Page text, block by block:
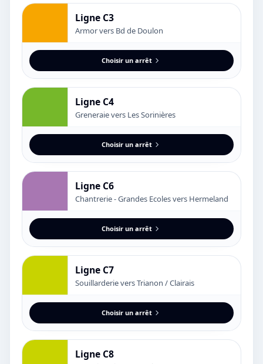
Ligne C3
Armor vers Bd de Doulon
Choisir un arrêt
Ligne C4
Greneraie vers Les Sorinières
Choisir un arrêt
Ligne C6
Chantrerie - Grandes Ecoles vers Hermeland
Choisir un arrêt
Ligne C7
Souillarderie vers Trianon / Clairais
Choisir un arrêt
Ligne C8